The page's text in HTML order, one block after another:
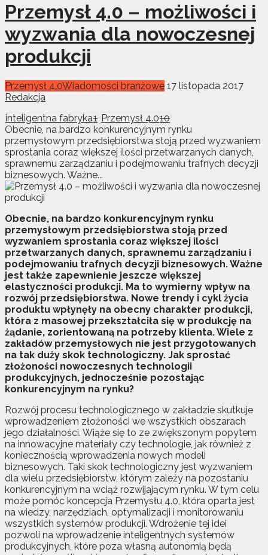
Przemysł 4.0 – możliwości i
wyzwania dla nowoczesnej
produkcji
Przemysł 4.0Wiadomości branżowe 17 listopada 2017
Redakcja
inteligentna fabryka1 Przemysł 4.010
Obecnie, na bardzo konkurencyjnym rynku
przemysłowym przedsiębiorstwa stoją przed wyzwaniem
sprostania coraz większej ilości przetwarzanych danych,
sprawnemu zarządzaniu i podejmowaniu trafnych decyzji
biznesowych. Ważne...
Obecnie, na bardzo konkurencyjnym rynku
przemysłowym przedsiębiorstwa stoją przed
wyzwaniem sprostania coraz większej ilości
przetwarzanych danych, sprawnemu zarządzaniu i
podejmowaniu trafnych decyzji biznesowych. Ważne
jest także zapewnienie jeszcze większej
elastyczności produkcji. Ma to wymierny wpływ na
rozwój przedsiębiorstwa. Nowe trendy i cykl życia
produktu wpłynęły na obecny charakter produkcji,
która z masowej przekształciła się w produkcję na
żądanie, zorientowaną na potrzeby klienta. Wiele z
zakładów przemysłowych nie jest przygotowanych
na tak duży skok technologiczny. Jak sprostać
złożoności nowoczesnych technologii
produkcyjnych, jednocześnie pozostając
konkurencyjnym na rynku?
Rozwój procesu technologicznego w zakładzie skutkuje
wprowadzeniem złożoności we wszystkich obszarach
jego działalności. Wiąże się to ze zwiększonym popytem
na innowacyjne materiały czy technologie, jak również z
koniecznością wprowadzenia nowych modeli
biznesowych. Taki skok technologiczny jest wyzwaniem
dla wielu przedsiębiorstw, którym zależy na pozostaniu
konkurencyjnym na wciąż rozwijającym rynku. W tym celu
może pomóc koncepcja Przemysłu 4.0, która oparta jest
na wiedzy, narzędziach, optymalizacji i monitorowaniu
wszystkich systemów produkcji. Wdrożenie tej idei
pozwoli na wprowadzenie inteligentnych systemów
produkcyjnych, które poza własną autonomią będą